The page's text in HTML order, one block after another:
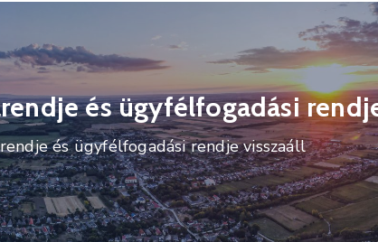
és ügyfélfogadási
és ügyfélfogadási rendje visszaáll